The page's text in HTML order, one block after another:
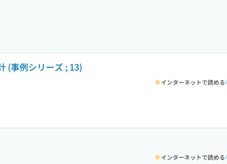
(事例シリーズ ; 13)
インターネットで読める
インターネットで読める